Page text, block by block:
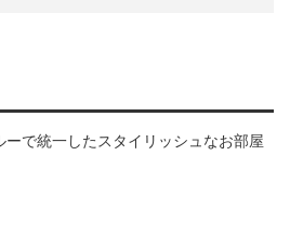
ーで統一したスタイリッシュなお部屋